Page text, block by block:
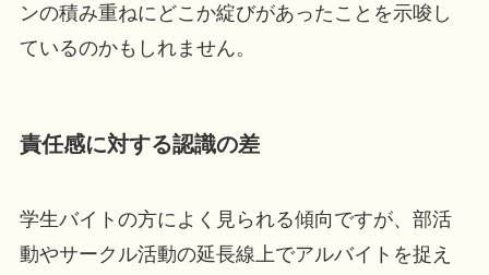
ンの積み重ねにどこか綻びがあったことを示唆し
ているのかもしれません。
責任感に対する認識の差
学生バイトの方によく見られる傾向ですが、部活
動やサークル活動の延長線上でアルバイトを捉え